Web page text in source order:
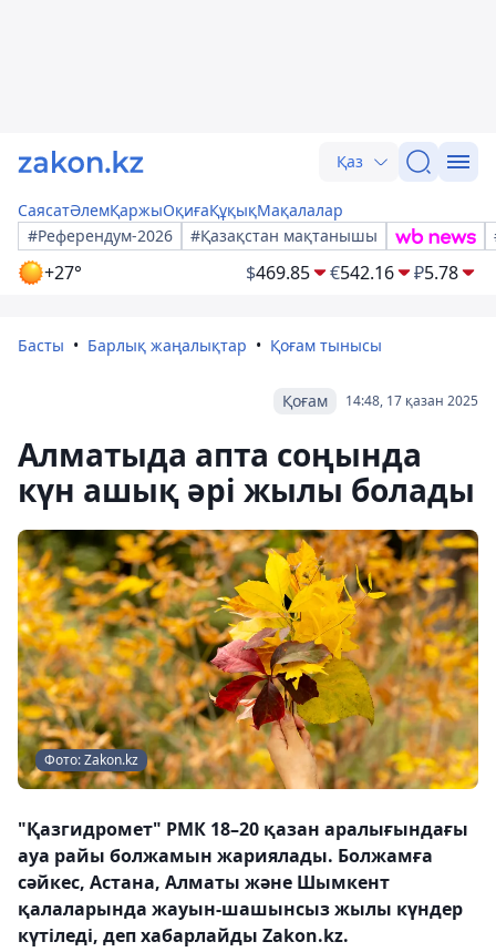
Қаз
СаясатӘлемҚаржыОқиғаҚұқықМақалалар
#Референдум-2026
#Қазақстан мақтанышы
+27° $469.85 €542.16 ₽5.78
Басты Барлық жаңалықтар Қоғам тынысы
14:48, 17 қазан 2025
Қоғам
Алматыда апта соңында
күн ашық әрі жылы болады
Фото: Zakon.kz
"Қазгидромет" РМК 18–20 қазан аралығындағы
ауа райы болжамын жариялады. Болжамға
сәйкес, Астана, Алматы және Шымкент
қалаларында жауын-шашынсыз жылы күндер
күтіледі, деп хабарлайды Zakon.kz.